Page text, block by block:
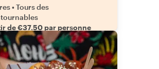
•Tours des
de €37.50 par personne